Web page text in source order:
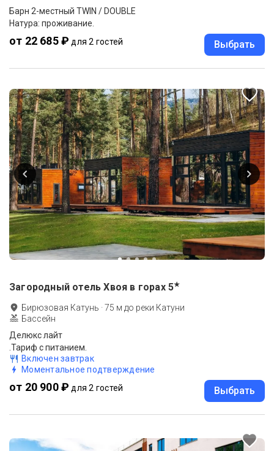
Барн 2-местный TWIN / DOUBLE
Натура: проживание.
от 22 685 ₽ для 2 гостей Выбрать
Загородный отель Хвоя в горах 5★
Бирюзовая Катунь ·75 м до реки Катуни
Бассейн
Делюкс лайт
.Тариф с питанием.
Включен завтрак
Моментальное подтверждение
от 20 900 ₽ для 2 гостей Выбрать